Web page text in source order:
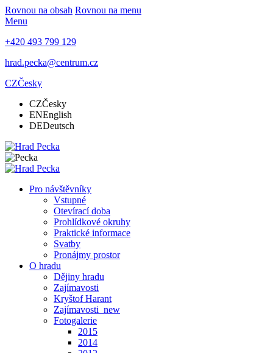
Rovnou na obsah Rovnou na menu
Menu
+420 493 799 129
hrad.pecka@centrum.cz
CZČesky
CZČesky
ENEnglish
DEDeutsch
Pro návštěvníky
Vstupné
Otevírací doba
Prohlídkové okruhy
Praktické informace
Svatby
Pronájmy prostor
O hradu
Dějiny hradu
Zajímavosti
Kryštof Harant
Zajímavosti_new
Fotogalerie
2015
2014